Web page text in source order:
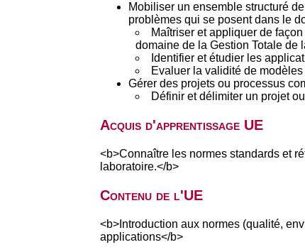
Mobiliser un ensemble structuré
problèmes qui se posent dans le
Maîtriser et appliquer de
domaine de la Gestion Totale de
Identifier et étudier les
Evaluer la validité de
Gérer des projets ou processus
Définir et délimiter un projet
Acquis d'apprentissage UE
<b>Connaître les normes standards et
laboratoire.</b>
Contenu de l'UE
<b>Introduction aux normes (qualité,
applications</b>